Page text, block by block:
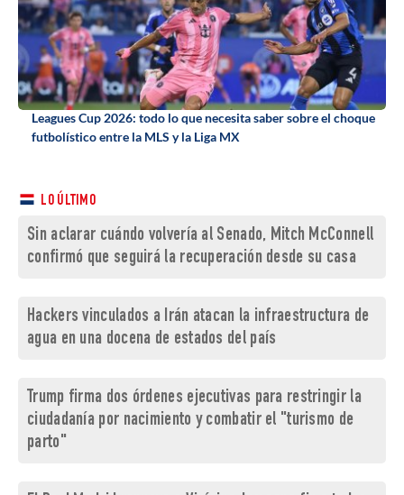
Leagues Cup 2026: todo lo que necesita saber sobre el choque
futbolístico entre la MLS y la Liga MX
LO ÚLTIMO
Sin aclarar cuándo volvería al Senado, Mitch McConnell
confirmó que seguirá la recuperación desde su casa
Hackers vinculados a Irán atacan la infraestructura de
agua en una docena de estados del país
Trump firma dos órdenes ejecutivas para restringir la
ciudadanía por nacimiento y combatir el "turismo de
parto"